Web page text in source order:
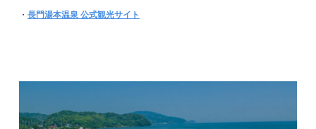
・ 長門湯本温泉 公式観光サイト